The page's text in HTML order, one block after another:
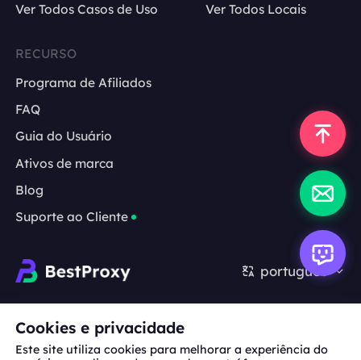
Ver Todos Casos de Uso
Ver Todos Locais
RECURSO
Programa de Afiliados
FAQ
Guia do Usuário
Ativos de marca
Blog
Suporte ao Cliente
português
Cooperação:michael.wang@bestproxy.com
Cookies e privacidade
Este site utiliza cookies para melhorar a experiência do